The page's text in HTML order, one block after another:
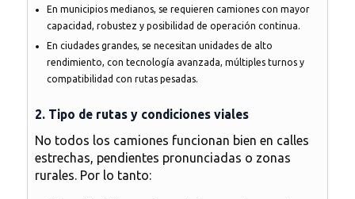
En municipios medianos, se requieren camiones con mayor
capacidad, robustez y posibilidad de operación continua.
En ciudades grandes, se necesitan unidades de alto
rendimiento, con tecnología avanzada, múltiples turnos y
compatibilidad con rutas pesadas.
2. Tipo de rutas y condiciones viales
No todos los camiones funcionan bien en calles
estrechas, pendientes pronunciadas o zonas
rurales. Por lo tanto: